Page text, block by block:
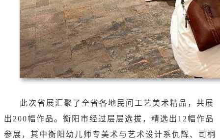
此次省展汇聚了全省各地民间工艺美术精品，共展
出200幅作品。衡阳市经过层层选拔，精选出12幅作品
参展，其中衡阳幼儿师专美术与艺术设计系仇辉、司桐